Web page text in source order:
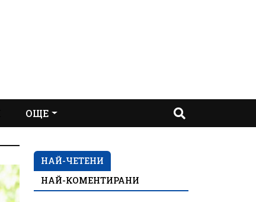
ОЩЕ
НАЙ-ЧЕТЕНИ
НАЙ-КОМЕНТИРАНИ